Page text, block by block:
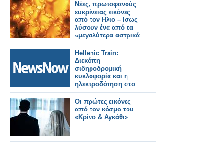
Νέες, πρωτοφανούς
ευκρίνειας εικόνες
από τον Ηλιο – Ισως
λύσουν ένα από τα
«μεγαλύτερα αστρικά
μυστήρια»
Hellenic Train:
Διεκόπη
σιδηροδρομική
κυκλοφορία και η
ηλεκτροδότηση στο
τμήμα Οινόη –
Χαλκίδα, εξαιτίας
πυρκαγιάς.
Οι πρώτες εικόνες
από τον κόσμο του
«Κρίνο & Αγκάθι»